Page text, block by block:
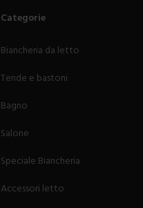
Categorie
Biancheria da letto
Tende e bastoni
Bagno
Salone
Speciale Biancheria
Accessori letto